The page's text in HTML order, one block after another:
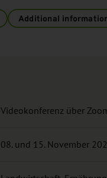
Additional
Videokonferenz über
08. und 15. November